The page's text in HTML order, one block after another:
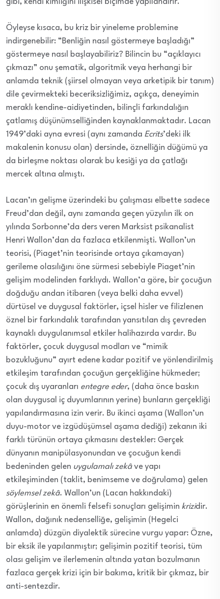
Öyleyse kısaca, bu kriz bir yineleme problemine
indirgenebilir: “Benliğin nasıl göstermeye başladığı”
göstermeye nasıl başlayabiliriz? Bilincin bu “açıklayıcı
çıkmazı” onu şematik, algoritmik veya herhangi bir
anlamda teknik (şiirsel olmayan veya arketipik bir tanım)
dile çevirmekteki beceriksizliğimiz, açıkça, deneyimin
meraklı kendine-aidiyetinden, bilinçli farkındalığın
çatlamış düşünümselliğinden kaynaklanmaktadır. Lacan
1949’daki ayna evresi (aynı zamanda Ecrits’deki ilk
makalenin konusu olan) dersinde, öznelliğin düğümü ya
da birleşme noktası olarak bu kesiği ya da çatlağı
mercek altına almıştı.
Lacan’ın gelişme üzerindeki bu çalışması elbette sadece
Freud’dan değil, aynı zamanda geçen yüzyılın ilk on
yılında Sorbonne’da ders veren Marksist psikanalist
Henri Wallon’dan da fazlaca etkilenmişti. Wallon’un
teorisi, (Piaget’nin teorisinde ortaya çıkamayan)
gerileme olasılığını öne sürmesi sebebiyle Piaget’nin
gelişim modelinden farklıydı. Wallon’a göre, bir çocuğun
doğduğu andan itibaren (veya belki daha evvel)
dürtüsel ve duygusal faktörler, içsel hisler ve filizlenen
öznel bir farkındalık tarafından yansıtılan dış çevreden
kaynaklı duygulanımsal etki ler halihazırda vardır. Bu
faktörler, çocuk duygusal modları ve “mimik
bozukluğunu” ayırt edene kadar pozitif ve yönlendirilmiş
etkileşim tarafından çocuğun gerçekliğine hükmeder;
çocuk dış uyaranları entegre eder, (daha önce baskın
olan duygusal iç duyumlarının yerine) bunların gerçekliği
yapılandırmasına izin verir. Bu ikinci aşama (Wallon’un
duyu-motor ve izgüdüşümsel aşama dediği) zekanın iki
farklı türünün ortaya çıkmasını destekler: Gerçek
dünyanın manipülasyonundan ve çocuğun kendi
bedeninden gelen uygulamalı zekâ ve yapı
etkileşiminden (taklit, benimseme ve doğrulama) gelen
söylemsel zekâ. Wallon’un (Lacan hakkındaki)
görüşlerinin en önemli felsefi sonuçları gelişimin krizidir.
Wallon, dağınık nedenselliğe, gelişimin (Hegelci
anlamda) düzgün diyalektik sürecine vurgu yapar: Özne,
bir eksik ile yapılanmıştır; gelişimin pozitif teorisi, tüm
olası gelişim ve ilerlemenin altında yatan bozulmanın
fazlaca gerçek krizi için bir bakıma, kritik bir çıkmaz, bir
anti-sentezdir.